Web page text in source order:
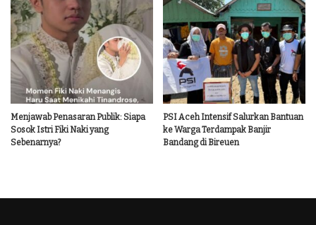
Menjawab Penasaran Publik: Siapa
Sosok Istri Fiki Naki yang
Sebenarnya?
PSI Aceh Intensif Salurkan Bantuan
ke Warga Terdampak Banjir
Bandang di Bireuen